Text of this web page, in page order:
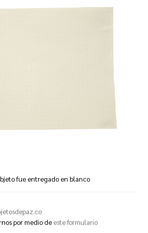
fue entregado en blanco
was given to us blank
por medio de este formulario